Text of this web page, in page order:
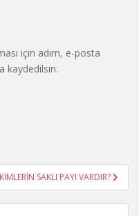
için adım, e-posta
kaydedilsin.
SAKLI PAYI VARDIR?